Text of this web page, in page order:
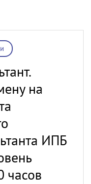
на
ИПБ
часов